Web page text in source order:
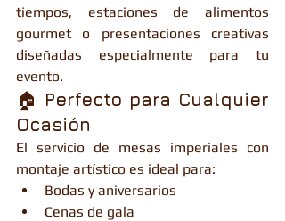
tiempos, estaciones de alimentos
gourmet o presentaciones creativas
diseñadas especialmente para tu
evento.
🏠 Perfecto para Cualquier
Ocasión
El servicio de mesas imperiales con
montaje artístico es ideal para:
Bodas y aniversarios
Cenas de gala